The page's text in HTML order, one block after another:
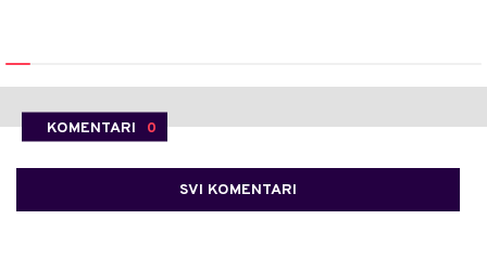
KOMENTARI 0
SVI KOMENTARI